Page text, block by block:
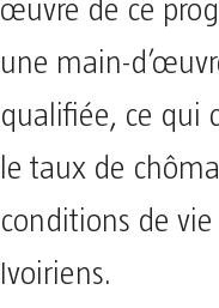
œuvre de ce
une main-
qualifiée, ce qui
le taux de
conditions de
Ivoiriens.